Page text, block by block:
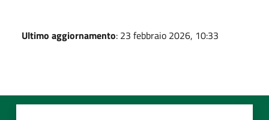
Ultimo aggiornamento: 23 febbraio 2026, 10:33